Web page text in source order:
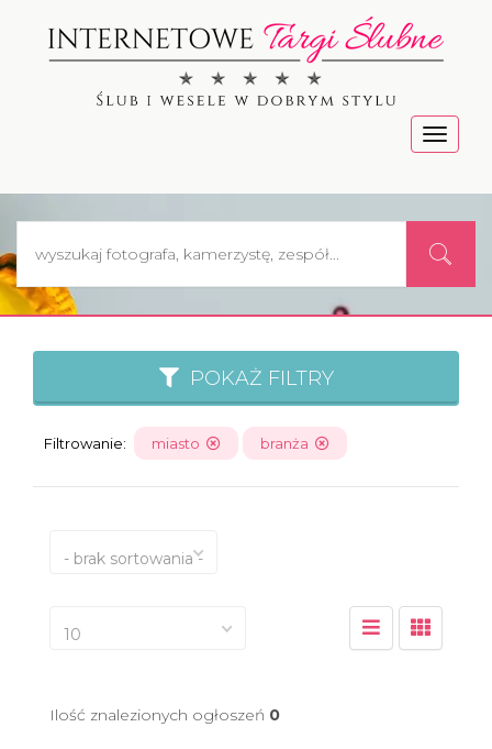
Menu
POKAŻ FILTRY
Filtrowanie: miasto branża
- brak sortowania -
10
Ilość znalezionych ogłoszeń 0